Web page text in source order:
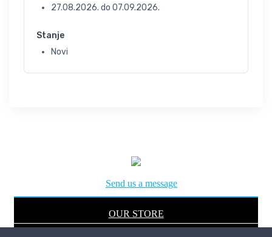
27.08.2026. do 07.09.2026.
Stanje
Novi